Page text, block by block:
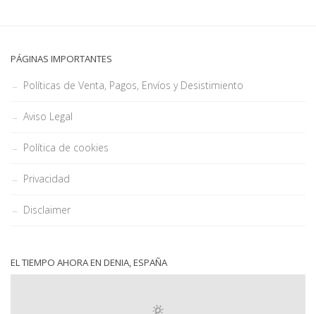
PÁGINAS IMPORTANTES
Políticas de Venta, Pagos, Envíos y Desistimiento
Aviso Legal
Política de cookies
Privacidad
Disclaimer
EL TIEMPO AHORA EN DENIA, ESPAÑA